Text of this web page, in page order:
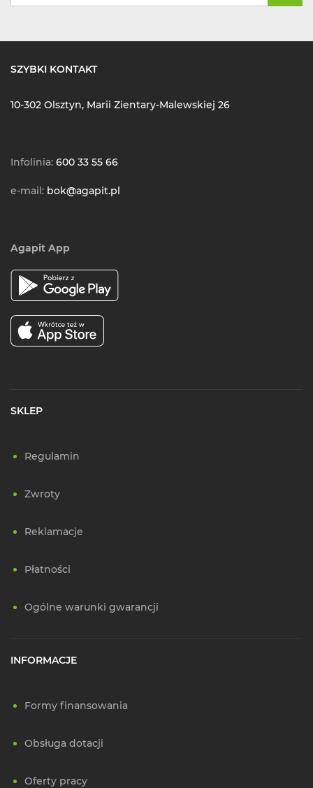
SZYBKI KONTAKT
10-302 Olsztyn, Marii Zientary-Malewskiej 26
Infolinia: 600 33 55 66
e-mail: bok@agapit.pl
Agapit App
SKLEP
Regulamin
Zwroty
Reklamacje
Płatności
Ogólne warunki gwarancji
INFORMACJE
Formy finansowania
Obsługa dotacji
Oferty pracy